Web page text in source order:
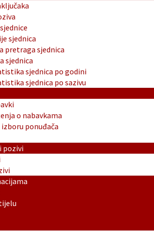
sjednica
pretraga sjednica
sjednica
sjednica po godini
sjednica po sazivu
o nabavkama
ponuđača
pozivi